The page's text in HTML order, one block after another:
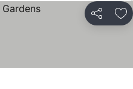
Distribuiți